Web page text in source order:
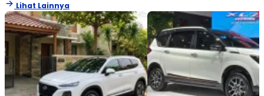
Lihat Lainnya